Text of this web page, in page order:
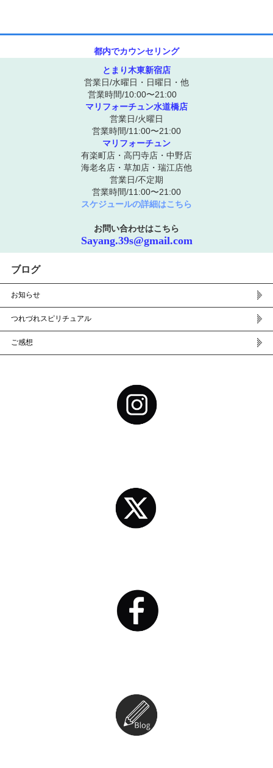
都内でカウンセリング
とまり木東新宿店
営業日/水曜日・日曜日・他
営業時間/10:00〜21:00
マリフォーチュン水道橋店
営業日/火曜日
営業時間/11:00〜21:00
マリフォーチュン
有楽町店・高円寺店・中野店
海老名店・草加店・瑞江店他
営業日/不定期
営業時間/11:00〜21:00
スケジュールの詳細はこちら
お問い合わせはこちら
Sayang.39s@gmail.com
ブログ
お知らせ
つれづれスピリチュアル
ご感想